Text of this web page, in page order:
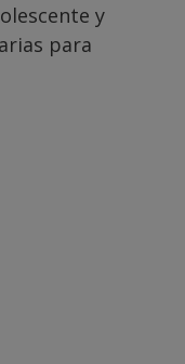
y
para